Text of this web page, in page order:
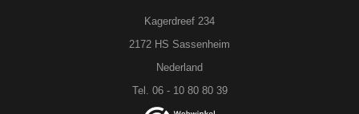
Kagerdreef 234
2172 HS Sassenheim
Nederland
Tel. 06 - 10 80 80 39